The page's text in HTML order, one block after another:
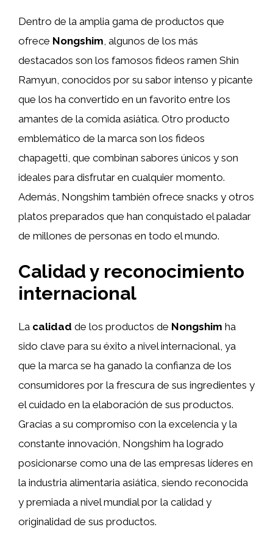
Dentro de la amplia gama de productos que
ofrece Nongshim , algunos de los más
destacados son los famosos fideos ramen Shin
Ramyun, conocidos por su sabor intenso y picante
que los ha convertido en un favorito entre los
amantes de la comida asiática. Otro producto
emblemático de la marca son los fideos
chapagetti, que combinan sabores únicos y son
ideales para disfrutar en cualquier momento.
Además, Nongshim también ofrece snacks y otros
platos preparados que han conquistado el paladar
de millones de personas en todo el mundo.
Calidad y reconocimiento
internacional
La calidad de los productos de Nongshim ha
sido clave para su éxito a nivel internacional, ya
que la marca se ha ganado la confianza de los
consumidores por la frescura de sus ingredientes y
el cuidado en la elaboración de sus productos.
Gracias a su compromiso con la excelencia y la
constante innovación, Nongshim ha logrado
posicionarse como una de las empresas líderes en
la industria alimentaria asiática, siendo reconocida
y premiada a nivel mundial por la calidad y
originalidad de sus productos.